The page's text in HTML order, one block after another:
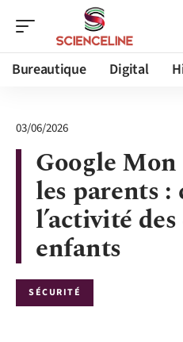
Bureautique Digital
03/06/2026
Google
les parents
l’activité
enfants
SÉCURITÉ